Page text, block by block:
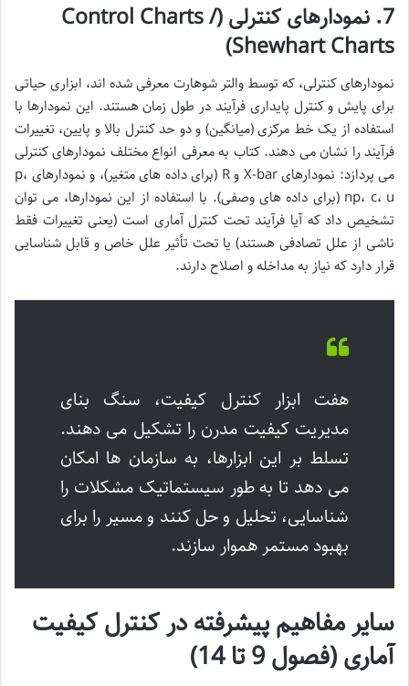
7. نمودارهای کنترلی (Control Charts /
Shewhart Charts)
نمودارهای کنترلی، که توسط والتر شوهارت معرفی شده اند، ابزاری حیاتی
برای پایش و کنترل پایداری فرآیند در طول زمان هستند. این نمودارها با
استفاده از یک خط مرکزی (میانگین) و دو حد کنترل بالا و پایین، تغییرات
فرآیند را نشان می دهند. کتاب به معرفی انواع مختلف نمودارهای کنترلی
می پردازد: نمودارهای X-bar و R (برای داده های متغیر)، و نمودارهای p،
np، c، u (برای داده های وصفی). با استفاده از این نمودارها، می توان
تشخیص داد که آیا فرآیند تحت کنترل آماری است (یعنی تغییرات فقط
ناشی از علل تصادفی هستند) یا تحت تأثیر علل خاص و قابل شناسایی
قرار دارد که نیاز به مداخله و اصلاح دارند.
هفت ابزار کنترل کیفیت، سنگ بنای
مدیریت کیفیت مدرن را تشکیل می دهند.
تسلط بر این ابزارها، به سازمان ها امکان
می دهد تا به طور سیستماتیک مشکلات را
شناسایی، تحلیل و حل کنند و مسیر را برای
بهبود مستمر هموار سازند.
سایر مفاهیم پیشرفته در کنترل کیفیت
آماری (فصول 9 تا 14)